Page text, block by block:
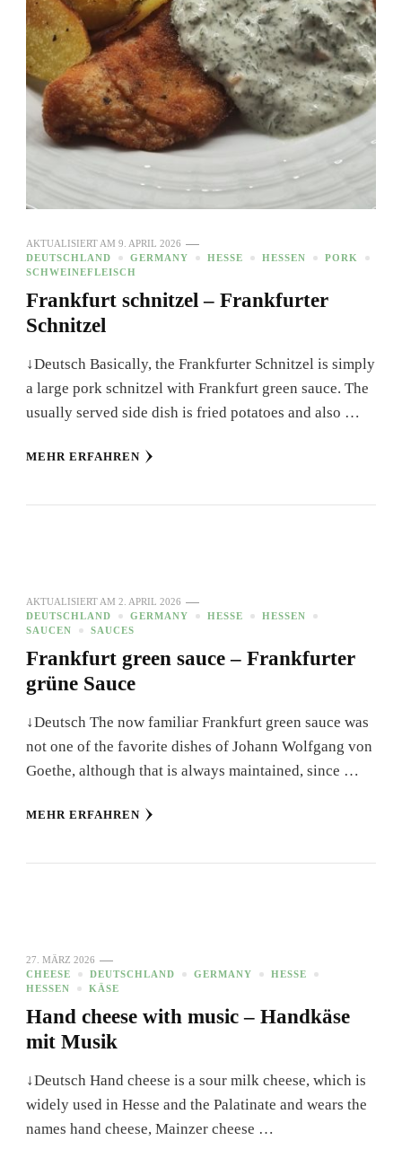
AKTUALISIERT AM 9. APRIL 2026
DEUTSCHLAND
GERMANY HESSE HESSEN
PORK
SCHWEINEFLEISCH
Frankfurt schnitzel – Frankfurter
Schnitzel
↓Deutsch Basically, the Frankfurter Schnitzel is simply
a large pork schnitzel with Frankfurt green sauce. The
usually served side dish is fried potatoes and also …
MEHR ERFAHREN
AKTUALISIERT AM 2. APRIL 2026
DEUTSCHLAND
GERMANY HESSE
HESSEN
SAUCEN
SAUCES
Frankfurt green sauce – Frankfurter
grüne Sauce
↓Deutsch The now familiar Frankfurt green sauce was
not one of the favorite dishes of Johann Wolfgang von
Goethe, although that is always maintained, since …
MEHR ERFAHREN
27. MÄRZ 2026
CHEESE
DEUTSCHLAND GERMANY
HESSE
HESSEN
KÄSE
Hand cheese with music – Handkäse
mit Musik
↓Deutsch Hand cheese is a sour milk cheese, which is
widely used in Hesse and the Palatinate and wears the
names hand cheese, Mainzer cheese …